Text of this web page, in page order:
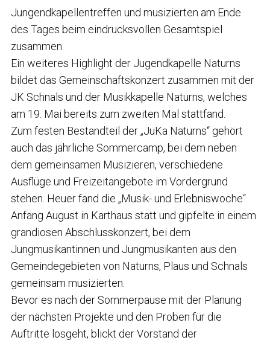
Jungendkapellentreffen und musizierten am Ende
des Tages beim eindrucksvollen Gesamtspiel
zusammen.
Ein weiteres Highlight der Jugendkapelle Naturns
bildet das Gemeinschaftskonzert zusammen mit der
JK Schnals und der Musikkapelle Naturns, welches
am 19. Mai bereits zum zweiten Mal stattfand.
Zum festen Bestandteil der „JuKa Naturns“ gehört
auch das jährliche Sommercamp, bei dem neben
dem gemeinsamen Musizieren, verschiedene
Ausflüge und Freizeitangebote im Vordergrund
stehen. Heuer fand die „Musik- und Erlebniswoche“
Anfang August in Karthaus statt und gipfelte in einem
grandiosen Abschlusskonzert, bei dem
Jungmusikantinnen und Jungmusikanten aus den
Gemeindegebieten von Naturns, Plaus und Schnals
gemeinsam musizierten.
Bevor es nach der Sommerpause mit der Planung
der nächsten Projekte und den Proben für die
Auftritte losgeht, blickt der Vorstand der